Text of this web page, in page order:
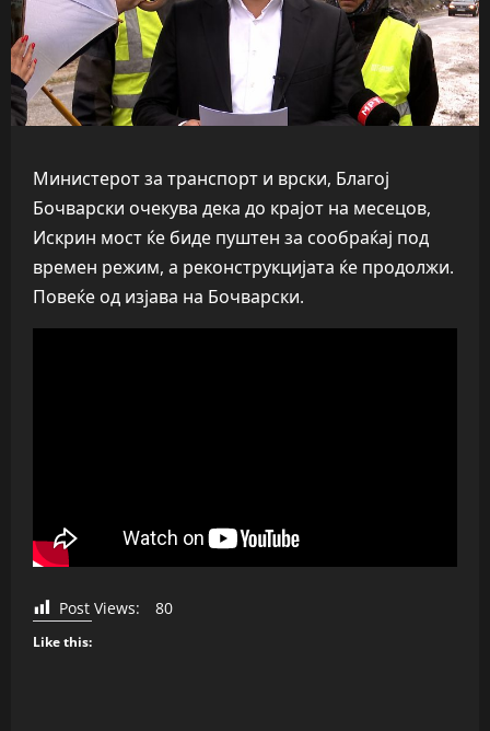
Министерот за транспорт и врски, Благој
Бочварски очекува дека до крајот на месецов,
Искрин мост ќе биде пуштен за сообраќај под
времен режим, а реконструкцијата ќе продолжи.
Повеќе од изјава на Бочварски.
Post Views: 80
Like this: